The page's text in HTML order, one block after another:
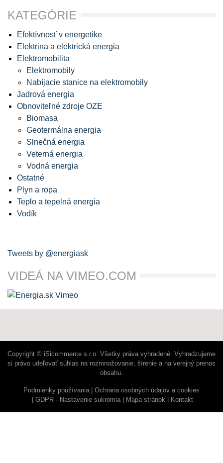
KATEGÓRIE
Efektívnosť v energetike
Elektrina a elektrická energia
Elektromobilita
Elektromobily
Nabíjacie stanice na elektromobily
Jadrová energia
Obnoviteľné zdroje OZE
Biomasa
Geotermálna energia
Slnečná energia
Veterná energia
Vodná energia
Ostatné
Plyn a ropa
Teplo a tepelná energia
Vodík
Tweets by @energiask
VIDEÁ NA VIMEO.COM
Copyright © iSicommerce s.r.o. Všetky práva vyhradené. Vyhradzujeme
si právo udeľovať súhlas na rozmnožovanie, šírenie a na verejný prenos
obsahu.
Podmienky používania
Ochrana osobných údajov a cookies
GDPR - Nastavenie sukromia
Mapa stránok Kontakt